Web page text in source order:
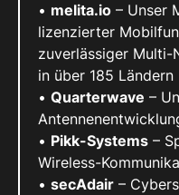
• melita.io – Unser
lizenzierter
zuverlässiger Multi-
in über 185 Ländern
• Quarterwave –
• Pikk-Systems –
Wireless-
• secAdair –